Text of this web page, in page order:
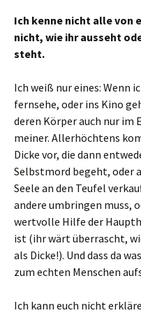
Ich kenne nicht alle von
nicht, wie ihr ausseht
steht.
Ich weiß nur eines: Wenn
fernsehe, oder ins Kino
deren Körper auch nur
meiner. Allerhöchtens
Dicke vor, die dann
Selbstmord begeht, oder
Seele an den Teufel
andere umbringen muss,
wertvolle Hilfe der
ist (ihr wärt überrascht,
als Dicke!). Und dass da
zum echten Menschen
Ich kann euch nicht